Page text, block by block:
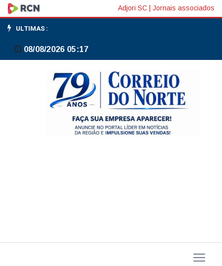
BC
exigirá
relatório
auditoria
independente
virtuais
Adjori SC Jornais associados
ULTIMAS :
08/08/2026 05:17